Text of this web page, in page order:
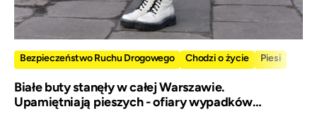
Bezpieczeństwo Ruchu Drogowego Chodzi o życie Piesi
Białe buty stanęły w całej Warszawie.
Upamiętniają pieszych - ofiary wypadków